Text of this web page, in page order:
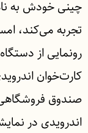
تجربه می‌کند،
رونمایی از دستگاه
کارت‌خوان
صندوق
اندرویدی در